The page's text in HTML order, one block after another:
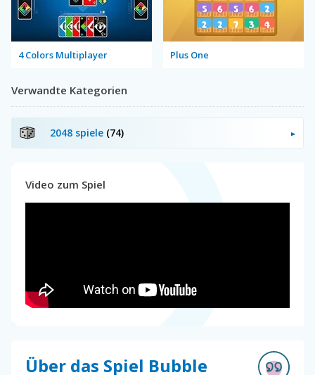
4 Colors Multiplayer Plus One
Verwandte Kategorien
2048 spiele (74)
Video zum Spiel
Über das Spiel Bubble